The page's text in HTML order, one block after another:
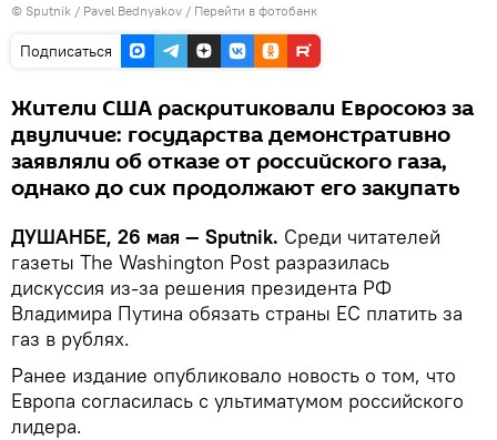
© Sputnik / Pavel Bednyakov / Перейти в фотобанк
Подписаться
Жители США раскритиковали Евросоюз за
двуличие: государства демонстративно
заявляли об отказе от российского газа,
однако до сих продолжают его закупать
ДУШАНБЕ, 26 мая — Sputnik. Среди читателей
газеты The Washington Post разразилась
дискуссия из-за решения президента РФ
Владимира Путина обязать страны ЕС платить за
газ в рублях.
Ранее издание опубликовало новость о том, что
Европа согласилась с ультиматумом российского
лидера.